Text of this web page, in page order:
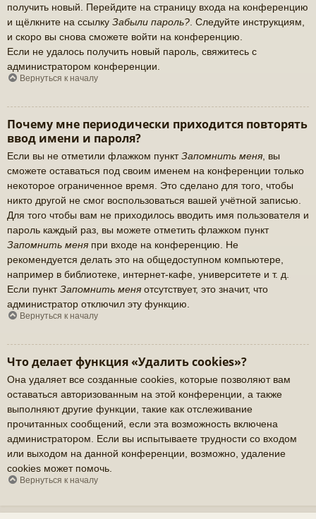
получить новый. Перейдите на страницу входа на конференцию
и щёлкните на ссылку Забыли пароль? . Следуйте инструкциям,
и скоро вы снова сможете войти на конференцию.
Если не удалось получить новый пароль, свяжитесь с
администратором конференции.
Вернуться к началу
Почему мне периодически приходится повторять
ввод имени и пароля?
Если вы не отметили флажком пунктЗапомнить меня , вы
сможете оставаться под своим именем на конференции только
некоторое ограниченное время. Это сделано для того, чтобы
никто другой не смог воспользоваться вашей учётной записью.
Для того чтобы вам не приходилось вводить имя пользователя и
пароль каждый раз, вы можете отметить флажком пункт
Запомнить меня при входе на конференцию. Не
рекомендуется делать это на общедоступном компьютере,
например в библиотеке, интернет-кафе, университете и т. д.
Если пунктЗапомнить меня отсутствует, это значит, что
администратор отключил эту функцию.
Вернуться к началу
Что делает функция «Удалить cookies»?
Она удаляет все созданные cookies, которые позволяют вам
оставаться авторизованным на этой конференции, а также
выполняют другие функции, такие как отслеживание
прочитанных сообщений, если эта возможность включена
администратором. Если вы испытываете трудности со входом
или выходом на данной конференции, возможно, удаление
cookies может помочь.
Вернуться к началу